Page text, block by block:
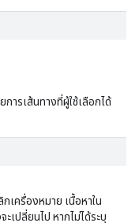
ารเส้นทางที่ผู้ใช้เลือกได้
เครื่องหมาย เนื้อหาใน
เปลี่ยนไป หากไม่ได้ระบุ